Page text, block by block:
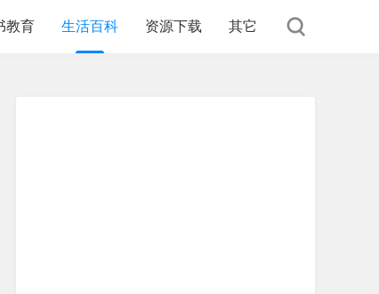
教育 生活百科 资源下载 其它